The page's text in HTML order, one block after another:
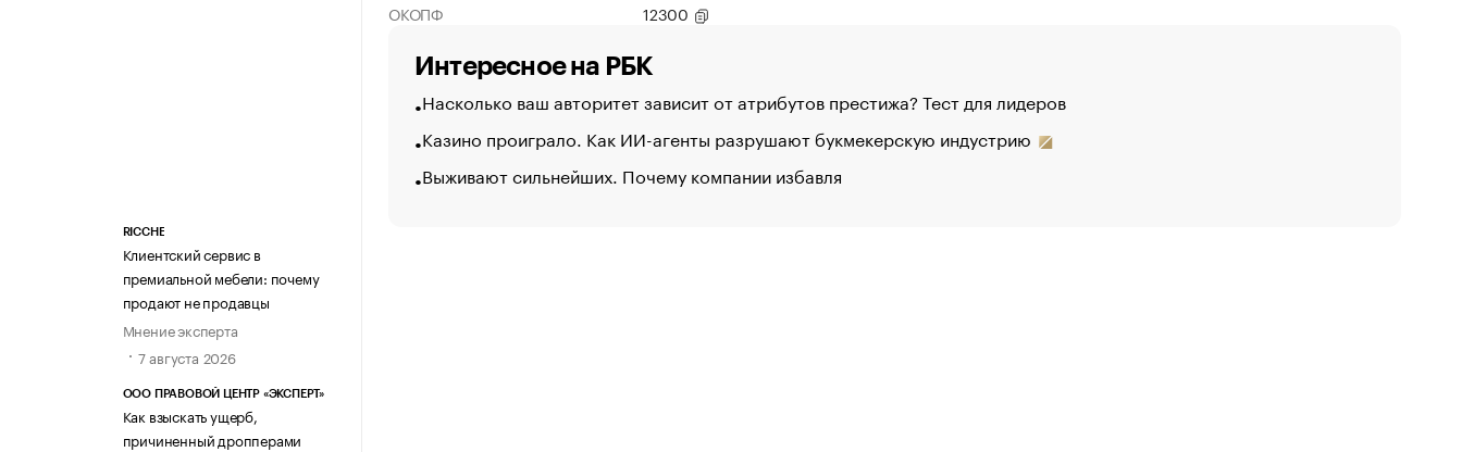
RICCHE
Клиентский сервис в
премиальной мебели: почему
продают не продавцы
Мнение эксперта
7 августа 2026
ООО ПРАВОВОЙ ЦЕНТР «ЭКСПЕРТ»
Как взыскать ущерб,
причиненный дропперами
ОКОПФ
12300
Интересное на РБК
Насколько ваш авторитет зависит от атрибутов престижа? Тест для лидеров
Казино проиграло. Как ИИ-агенты разрушают букмекерскую индустрию
Выживают сильнейших. Почему компании избавля